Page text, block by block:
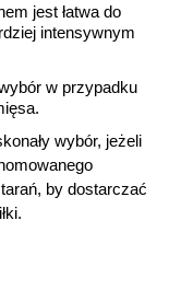
jest łatwa do
intensywnym
w przypadku
wybór, jeżeli
by dostarczać